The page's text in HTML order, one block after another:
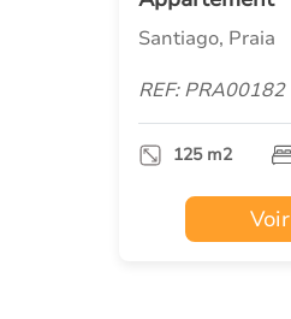
Santiago, Praia
REF: PRA00182
125 m2
Voir